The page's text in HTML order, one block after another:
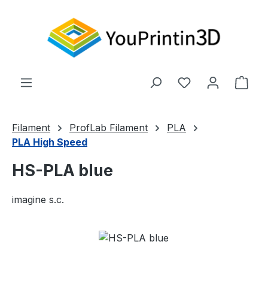
Du hast 0
Filament ProfLab Filament
PLA
PLA High Speed
HS-PLA blue
imagine s.c.